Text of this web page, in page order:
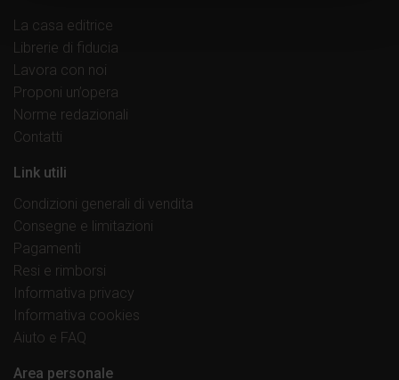
La casa editrice
Librerie di fiducia
Lavora con noi
Proponi un’opera
Norme redazionali
Contatti
Link utili
Condizioni generali di vendita
Consegne e limitazioni
Pagamenti
Resi e rimborsi
Informativa privacy
Informativa cookies
Aiuto e FAQ
Area personale